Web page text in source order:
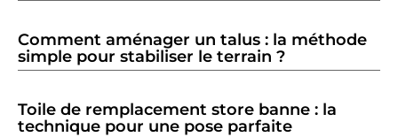
Comment aménager un talus : la méthode
simple pour stabiliser le terrain ?
Toile de remplacement store banne : la
technique pour une pose parfaite